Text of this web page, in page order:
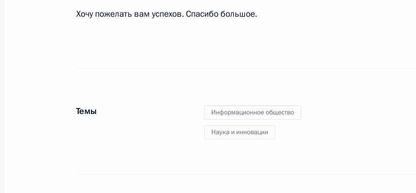
Об исполнении поручения Президента по определению
Показать предыдущие материалы
Хочу пожелать вам успехов. Спасибо большое.
Темы Информационное общество
Наука и инновации